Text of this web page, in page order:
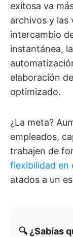
exitosa va
archivos y las
intercambio
instantánea,
elaboración
optimizado.
¿La meta?
empleados,
trabajen de
flexibilidad en
atados a un
🔍 ¿Sabías